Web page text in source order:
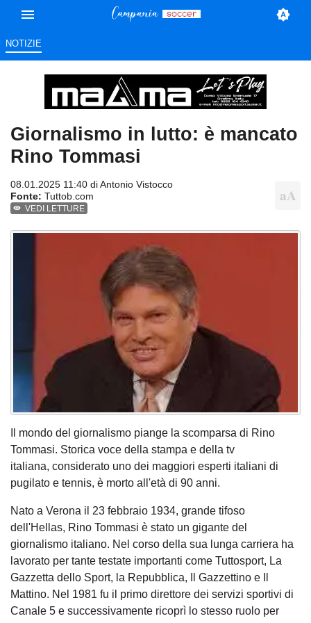
NOTIZIE
Giornalismo in lutto: è mancato
Rino Tommasi
08.01.2025 11:40 diAntonio Vistocco
Fonte: Tuttob.com
VEDI LETTURE
Il mondo del giornalismo piange la scomparsa di Rino
Tommasi. Storica voce della stampa e della tv
italiana, considerato uno dei maggiori esperti italiani di
pugilato e tennis, è morto all'età di 90 anni.
Nato a Verona il 23 febbraio 1934, grande tifoso
dell'Hellas, Rino Tommasi è stato un gigante del
giornalismo italiano. Nel corso della sua lunga carriera ha
lavorato per tante testate importanti come Tuttosport, La
Gazzetta dello Sport, la Repubblica, Il Gazzettino e Il
Mattino. Nel 1981 fu il primo direttore dei servizi sportivi di
Canale 5 e successivamente ricoprì lo stesso ruolo per